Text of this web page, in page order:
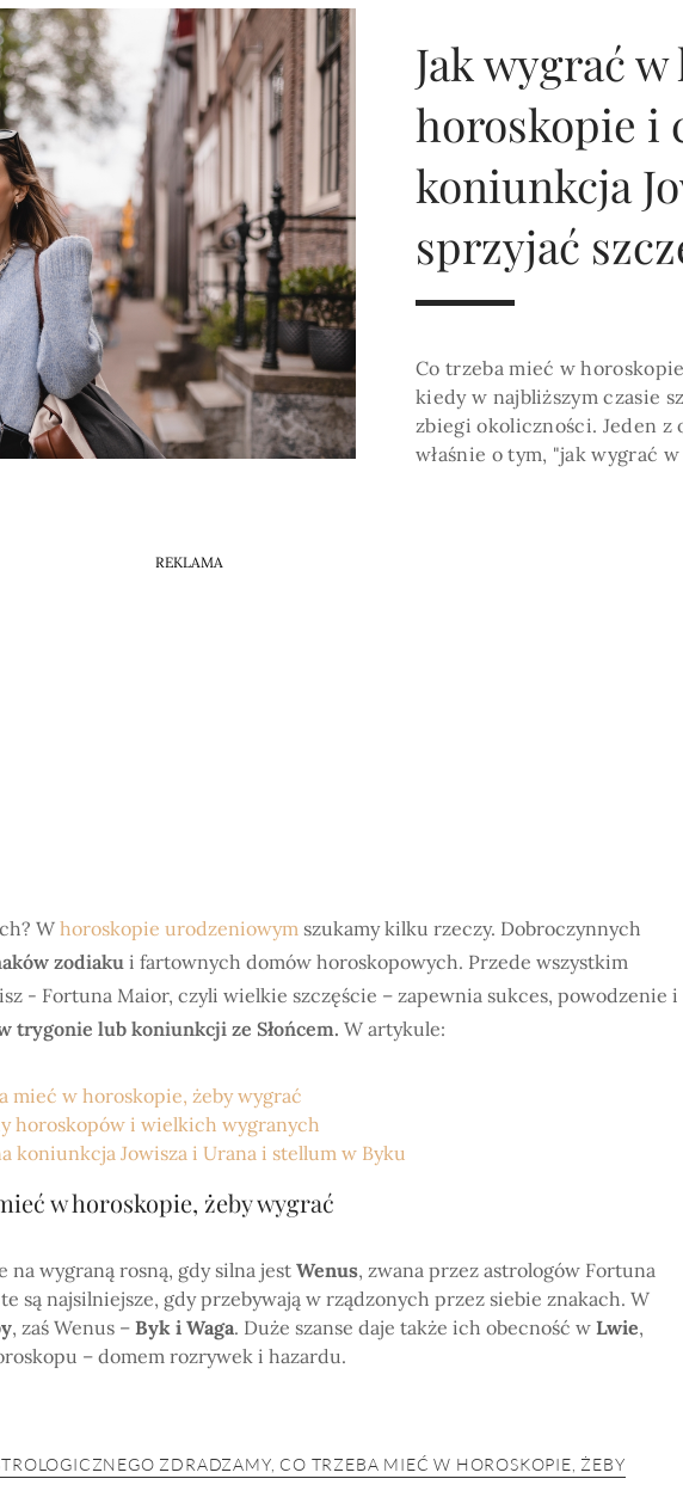
kulturowy.
Zobacz co Cię czeka
Wenus
Jak wygrać
horoskopie i
koniunkcja
sprzyjać
Co trzeba mieć w
kiedy w najbliższym czasie
zbiegi okoliczności. Jeden z
właśnie o tym, "jak wygrać
REKLAMA
Whoroskopie urodzeniowym szukamy kilku rzeczy. Dobroczynnych
zodiakui fartownych domów horoskopowych. Przede wszystkim
- Fortuna Maior, czyli wielkie szczęście – zapewnia sukces, powodzenie i
trygonie lub koniunkcji ze Słońcem. W artykule:
mieć w horoskopie, żeby wygrać
horoskopów i wielkich wygranych
koniunkcja Jowisza i Urana i stellum w Byku
w horoskopie, żeby wygrać
na wygraną rosną, gdy silna jest Wenus, zwana przez astrologów Fortuna
są najsilniejsze, gdy przebywają w rządzonych przez siebie znakach. W
, zaś Wenus – Byk i Waga. Duże szanse daje także ich obecność w Lwie,
– domem rozrywek i hazardu.
ZDRADZAMY, CO TRZEBA MIEĆ W HOROSKOPIE, ŻEBY